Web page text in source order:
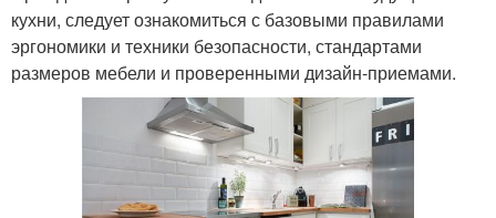
кухни, следует ознакомиться с базовыми правилами
эргономики и техники безопасности, стандартами
размеров мебели и проверенными дизайн-приемами.